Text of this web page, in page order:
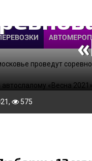
проведут
575